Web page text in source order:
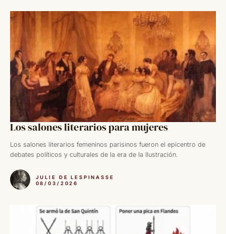
Los salones literarios para mujeres
Los salones literarios femeninos parisinos fueron el epicentro de
debates políticos y culturales de la era de la Ilustración.
JULIE DE LESPINASSE
08/03/2026